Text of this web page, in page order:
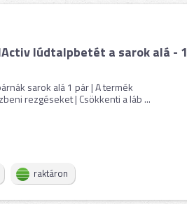
lúdtalpbetét a sarok alá - 1
sarok alá 1 pár | A termék
rezgéseket | Csökkenti a láb ...
raktáron